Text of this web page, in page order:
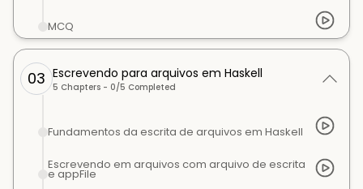
MCQ
03 Escrevendo para arquivos em Haskell
5 Chapters - 0/5 Completed
Fundamentos da escrita de arquivos em Haskell
Escrevendo em arquivos com arquivo de escrita
e appFile